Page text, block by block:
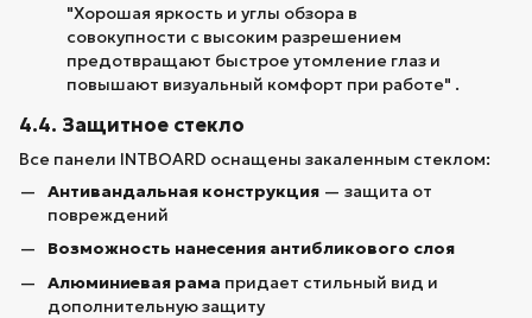
"Хорошая яркость и углы обзора в
совокупности с высоким разрешением
предотвращают быстрое утомление глаз и
повышают визуальный комфорт при работе" .
4.4. Защитное стекло
Все панели INTBOARD оснащены закаленным стеклом:
Антивандальная конструкция — защита от
повреждений
Возможность нанесения антибликового слоя
Алюминиевая рама придает стильный вид и
дополнительную защиту